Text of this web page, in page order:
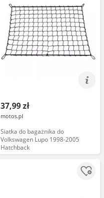
37,99 zł
motos.pl
Siatka do bagażnika do
Volkswagen Lupo 1998-2005
Hatchback